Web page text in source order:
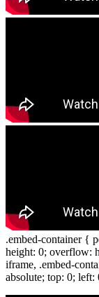
.embed-container {
height: 0; overflow:
iframe, .embed-
absolute; top: 0;